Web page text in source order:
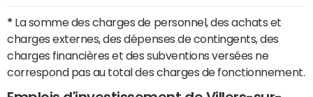
* La somme des charges de personnel, des achats et
charges externes, des dépenses de contingents, des
charges financières et des subventions versées ne
correspond pas au total des charges de fonctionnement.